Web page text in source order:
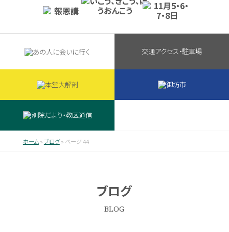
交通アクセス・駐車場
ホーム»ブログ» ページ 44
ブログ
BLOG